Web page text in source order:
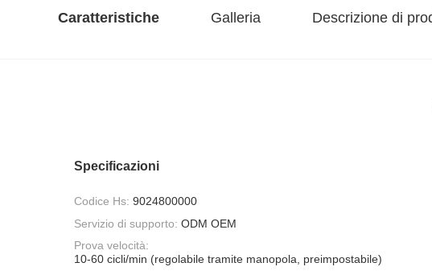
Caratteristiche Galleria Descrizione di
Specificazioni
Codice Hs: 9024800000
Servizio di supporto: ODM OEM
Prova velocità:
10-60 cicli/min (regolabile tramite manopola, preimpostabile)